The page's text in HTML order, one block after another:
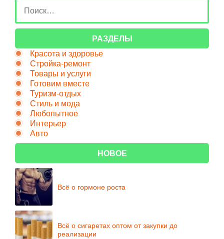
РАЗДЕЛЫ
Красота и здоровье
Стройка-ремонт
Товары и услуги
Готовим вместе
Туризм-отдых
Стиль и мода
Любопытное
Интерьер
Авто
НОВОЕ
Всё о гормоне роста
Всё о сигаретах оптом от закупки до
реализации